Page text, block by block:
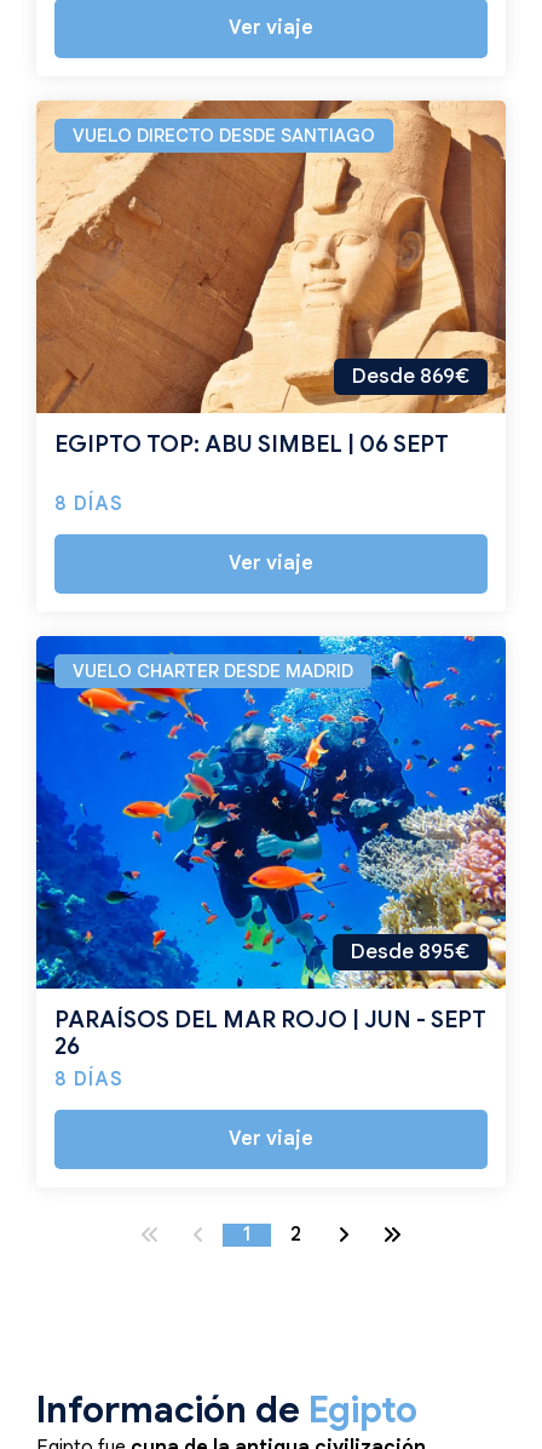
Ver viaje
Desde 869€
VUELO DIRECTO DESDE SANTIAGO
EGIPTO TOP: ABU SIMBEL | 06 SEPT
8 DÍAS
Ver viaje
Desde 895€
VUELO CHARTER DESDE MADRID
PARAÍSOS DEL MAR ROJO | JUN - SEPT
26
8 DÍAS
Ver viaje
1 2
Información de Egipto